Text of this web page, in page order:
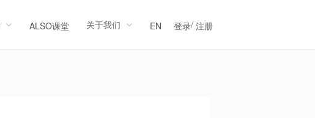
ALSO课堂 关于我们 EN 登录/ 注册